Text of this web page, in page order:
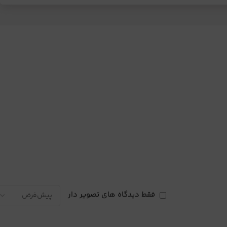
فقط دیدگاه های تصویر دار